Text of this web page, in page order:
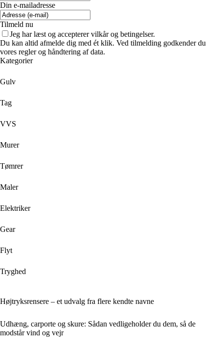
Din e-mailadresse
Tilmeld nu
Jeg har læst og accepterer vilkår og betingelser.
Du kan altid afmelde dig med ét klik. Ved tilmelding godkender du
vores regler og håndtering af data.
Kategorier
Gulv
Tag
VVS
Murer
Tømrer
Maler
Elektriker
Gear
Flyt
Tryghed
Højtryksrensere – et udvalg fra flere kendte navne
Udhæng, carporte og skure: Sådan vedligeholder du dem, så de
modstår vind og vejr